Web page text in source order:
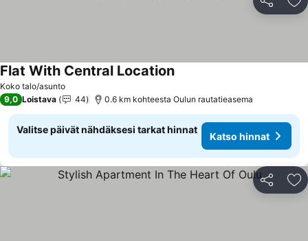
Jaa
Koko talo/asunto
Flat With Central LocationKatso hinnat
9,0 Loistava 44 0.6 km kohteesta Oulun rautatieasema
Valitse päivät nähdäksesi tarkat hinnat
Katso hinnat
Jaa